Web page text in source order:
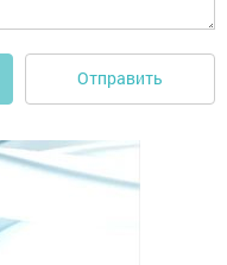
Отправить